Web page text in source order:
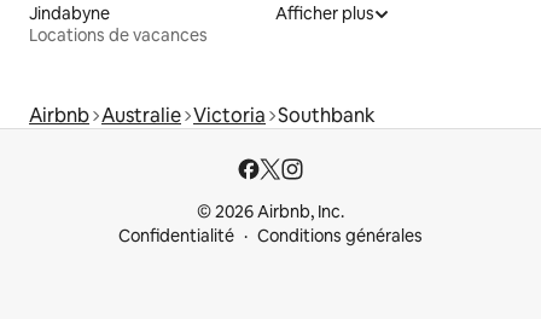
Jindabyne
Locations de vacances
Afficher plus
Airbnb Australie Victoria Southbank
© 2026 Airbnb, Inc.
Confidentialité
Conditions générales